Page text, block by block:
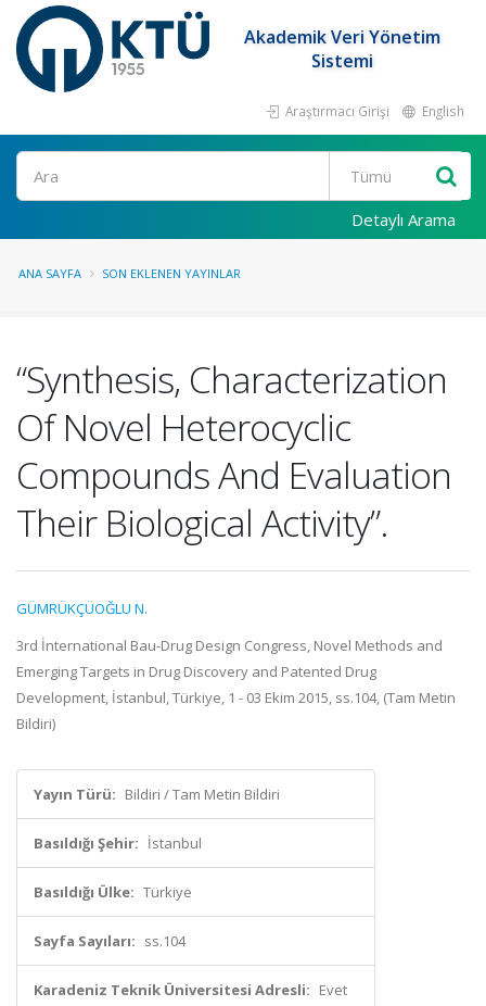
Akademik Veri Yönetim
Sistemi
Araştırmacı Girişi English
Ara
Detaylı Arama
ANA SAYFA SON EKLENEN YAYINLAR
“Synthesis, Characterization
Of Novel Heterocyclic
Compounds And Evaluation
Their Biological Activity”.
GÜMRÜKÇÜOĞLU N.
3rd İnternational Bau-Drug Design Congress, Novel Methods and
Emerging Targets in Drug Discovery and Patented Drug
Development, İstanbul, Türkiye, 1 - 03 Ekim 2015, ss.104, (Tam Metin
Bildiri)
Yayın Türü: Bildiri / Tam Metin Bildiri
Basıldığı Şehir: İstanbul
Basıldığı Ülke: Türkiye
Sayfa Sayıları: ss.104
Karadeniz Teknik Üniversitesi Adresli: Evet